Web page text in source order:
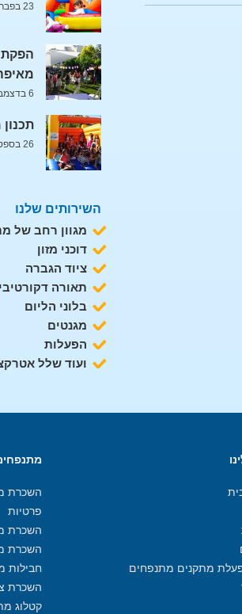
23 בפברואר 2017
הפקת
6 בדצמבר 2016
26 בספטמבר 2016
השירותים שלנו
מגוון רחב של
דוכני מזון
ציוד הגברה
תאורה
בלוני הליום
מגנטים
הפעלות
ועוד שלל
מתקנים מתנפחים
השכרת
פרטיות
השכרת
השכרת
חבילות
השכרת
קטלוג